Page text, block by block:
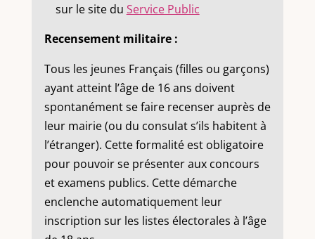
sur le site du Service Public
Recensement militaire :
Tous les jeunes Français (filles ou garçons)
ayant atteint l’âge de 16 ans doivent
spontanément se faire recenser auprès de
leur mairie (ou du consulat s’ils habitent à
l’étranger). Cette formalité est obligatoire
pour pouvoir se présenter aux concours
et examens publics. Cette démarche
enclenche automatiquement leur
inscription sur les listes électorales à l’âge